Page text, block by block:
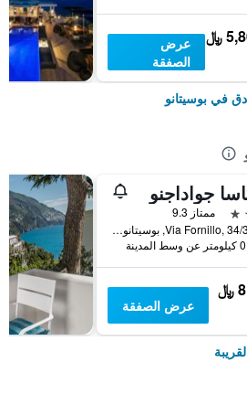
﷼
عرض
الصفقة
في بوسيتانو
جواداجنو
ممتاز 9.3
Via Fornillo, 34/36, بوسيتانو, مقاطعة ساليرنو, إيطاليا
المدينة
﷼
عرض الصفقة